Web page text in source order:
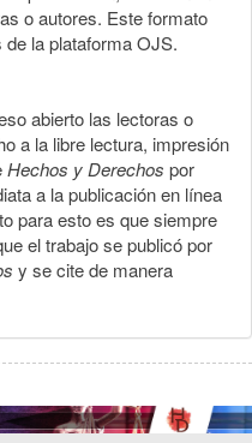
o autores. Este formato
la plataforma OJS.
abierto las lectoras o
a la libre lectura, impresión
Hechos y Derechos por
a la publicación en línea
para esto es que siempre
el trabajo se publicó por
y se cite de manera